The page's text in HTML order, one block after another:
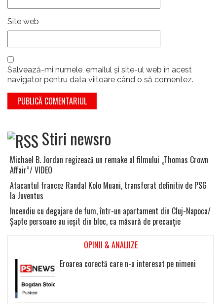
Site web
Salvează-mi numele, emailul și site-ul web în acest
navigator pentru data viitoare când o să comentez.
Stiri newsro
Michael B. Jordan regizează un remake al filmului „Thomas Crown
Affair”/ VIDEO
Atacantul francez Randal Kolo Muani, transferat definitiv de PSG
la Juventus
Incendiu cu degajare de fum, într-un apartament din Cluj-Napoca/
Şapte persoane au ieşit din bloc, ca măsură de precauţie
OPINII & ANALIIZE
Eroarea corectă care n-a interesat pe nimeni